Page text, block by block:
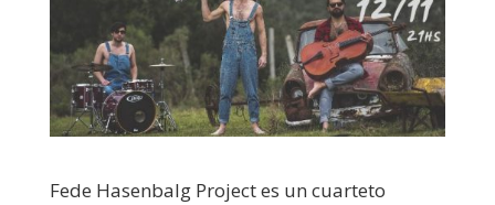
Fede Hasenbalg Project es un cuarteto